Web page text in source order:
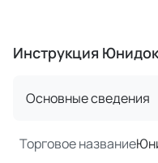
Инструкция
Основные сведения
Торговое название